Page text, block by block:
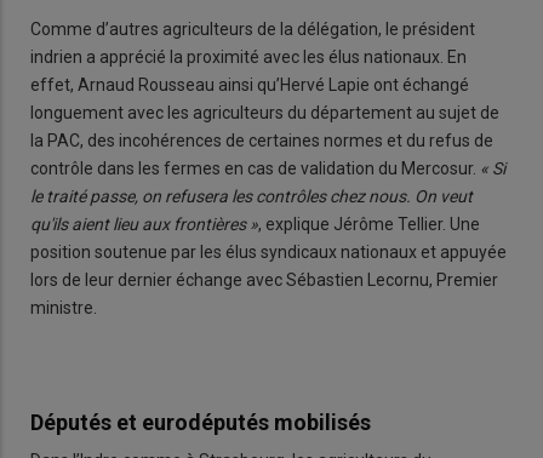
Comme d’autres agriculteurs de la délégation, le président
indrien a apprécié la proximité avec les élus nationaux. En
effet, Arnaud Rousseau ainsi qu’Hervé Lapie ont échangé
longuement avec les agriculteurs du département au sujet de
la PAC, des incohérences de certaines normes et du refus de
contrôle dans les fermes en cas de validation du Mercosur. « Si
le traité passe, on refusera les contrôles chez nous. On veut
qu'ils aient lieu aux frontières », explique Jérôme Tellier. Une
position soutenue par les élus syndicaux nationaux et appuyée
lors de leur dernier échange avec Sébastien Lecornu, Premier
ministre.
Députés et eurodéputés mobilisés